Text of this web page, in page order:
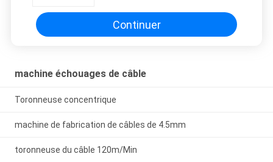
Continuer
machine échouages de câble
Toronneuse concentrique
machine de fabrication de câbles de 4.5mm
toronneuse du câble 120m/Min